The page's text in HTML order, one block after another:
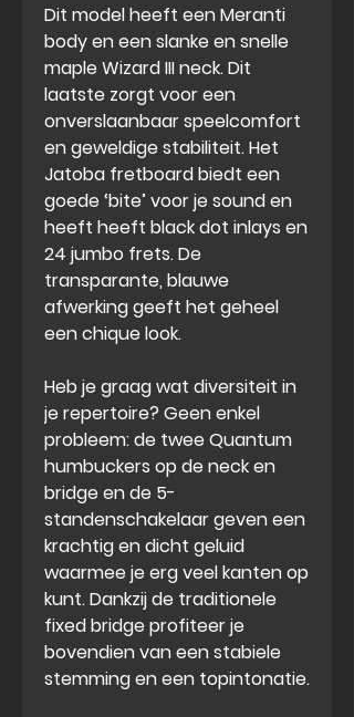
Dit model heeft eenMeranti
bodyen een slanke en snelle
maple Wizard III neck. Dit
laatste zorgt voor een
onverslaanbaar speelcomfort
en geweldige stabiliteit. Het
Jatoba fretboard biedt een
goede ‘bite’ voor je sound en
heeft heeft black dot inlays en
24 jumbo frets. De
transparante, blauwe
afwerkinggeeft het geheel
een chique look.
Heb je graag wat diversiteit in
je repertoire? Geen enkel
probleem: de twee Quantum
humbuckers op de neck en
bridge en de 5-
standenschakelaar geven een
krachtig en dicht geluid
waarmee je erg veel kanten op
kunt. Dankzij de traditionele
fixed bridgeprofiteer je
bovendien van een stabiele
stemming en een topintonatie.